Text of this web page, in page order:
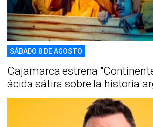
SÁBADO 8 DE AGOSTO
Cajamarca estrena
ácida sátira sobre la historia